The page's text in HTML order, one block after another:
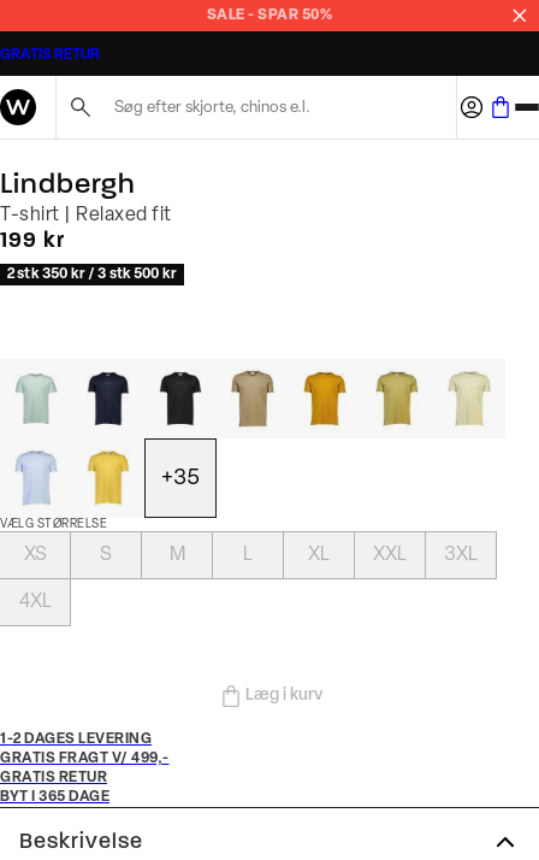
SALE - SPAR 50%
GRATIS RETUR
Lindbergh
T-shirt | Relaxed fit
I alt (inkl. rabat)
199 kr
2 stk 350 kr / 3 stk 500 kr
+35
VÆLG STØRRELSE
XS S M L XL XXL 3XL
4XL
Læg i kurv
1-2 DAGES LEVERING
GRATIS FRAGT V/ 499,-
GRATIS RETUR
BYT I 365 DAGE
Beskrivelse